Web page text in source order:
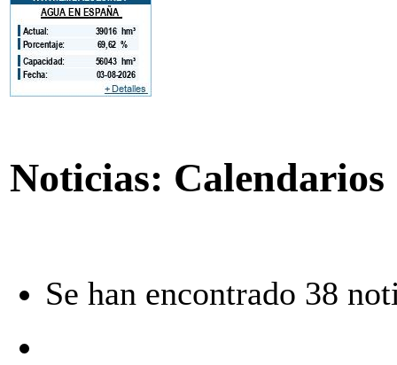
Noticias: Calendarios
Se han encontrado 38